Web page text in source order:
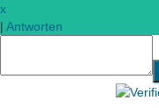
x
| Antworten